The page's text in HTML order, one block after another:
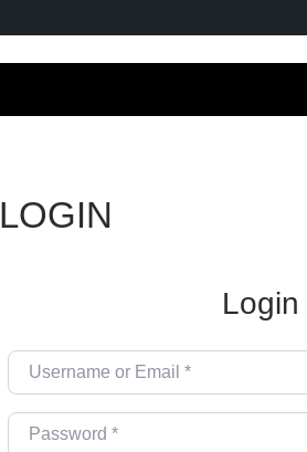
LOGIN
Login
Username or Email
Password